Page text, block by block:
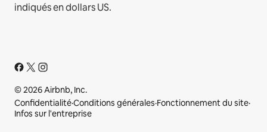
indiqués en dollars US.
© 2026 Airbnb, Inc.
Confidentialité·Conditions générales·Fonctionnement du site·
Infos sur l'entreprise